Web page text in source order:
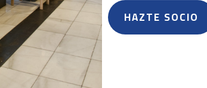
HAZTE SOCIO